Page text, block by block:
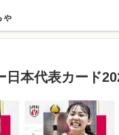
ゃ
日本代表カード